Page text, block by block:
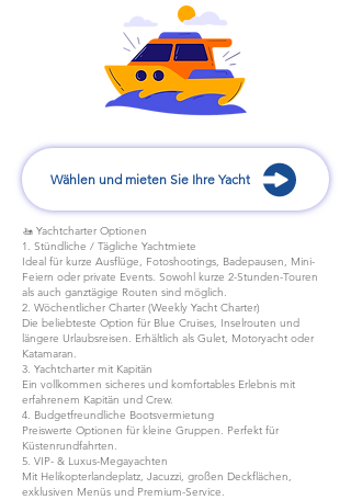
Wählen und mieten Sie Ihre Yacht
🚤 Yachtcharter Optionen
1. Stündliche / Tägliche Yachtmiete
Ideal für kurze Ausflüge, Fotoshootings, Badepausen, Mini-
Feiern oder private Events. Sowohl kurze 2-Stunden-Touren
als auch ganztägige Routen sind möglich.
2. Wöchentlicher Charter (Weekly Yacht Charter)
Die beliebteste Option für Blue Cruises, Inselrouten und
längere Urlaubsreisen. Erhältlich als Gulet, Motoryacht oder
Katamaran.
3. Yachtcharter mit Kapitän
Ein vollkommen sicheres und komfortables Erlebnis mit
erfahrenem Kapitän und Crew.
4. Budgetfreundliche Bootsvermietung
Preiswerte Optionen für kleine Gruppen. Perfekt für
Küstenrundfahrten.
5. VIP- & Luxus-Megayachten
Mit Helikopterlandeplatz, Jacuzzi, großen Deckflächen,
exklusiven Menüs und Premium-Service.